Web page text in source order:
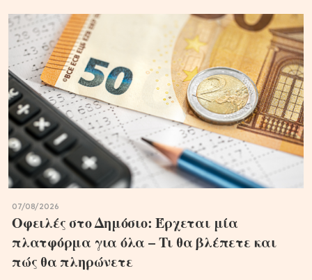
07/08/2026
Οφειλές στο Δημόσιο: Έρχεται μία
πλατφόρμα για όλα – Τι θα βλέπετε και
πώς θα πληρώνετε